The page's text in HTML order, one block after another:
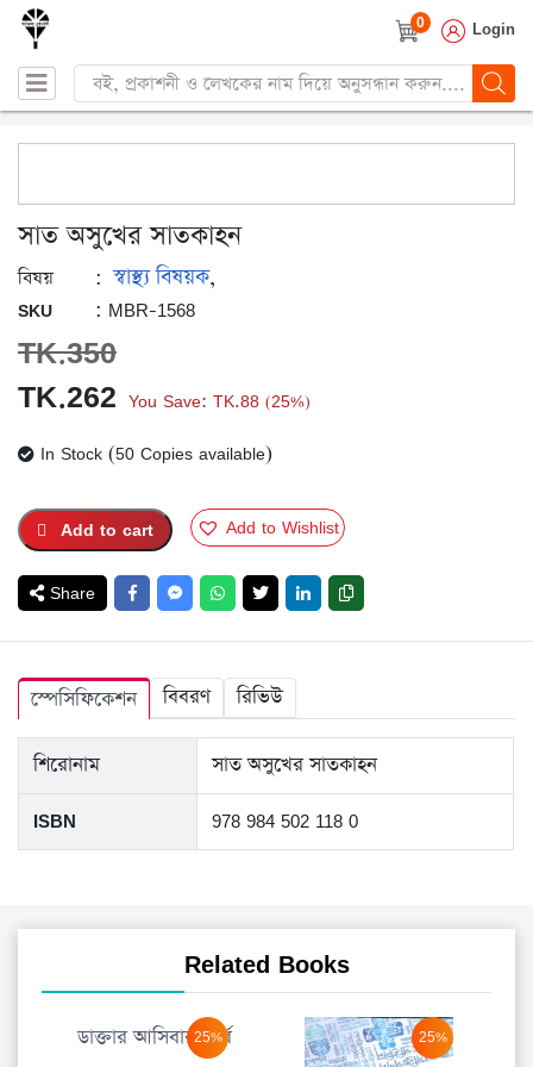
0 Login
Products
search
সাত অসুখের সাতকাহন
বিষয় : স্বাস্থ্য বিষয়ক,
SKU : MBR-1568
TK.350
Original
price
TK.350.
TK.262 Current
price
TK.262.
You Save: TK.88 (25%)
In Stock (50 Copies available)
Add to cart Add to Wishlist
Share
স্পেসিফিকেশন বিবরণ রিভিউ
শিরোনাম সাত অসুখের সাতকাহন
ISBN 978 984 502 118 0
Related Books
25%
ডাক্তার আসিবার পূর্বে 25%